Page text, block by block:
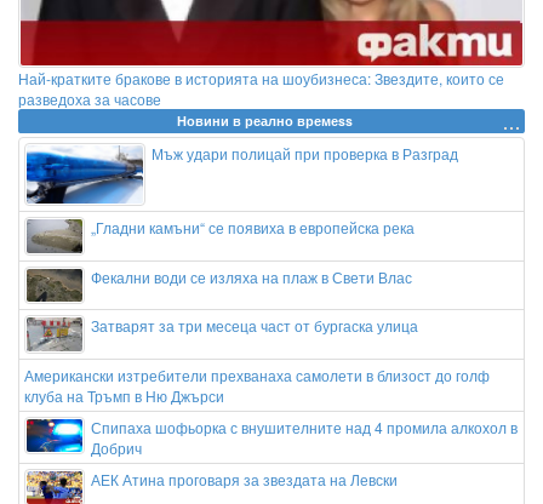
Най-кратките бракове в историята на шоубизнеса: Звездите, които се
разведоха за часове
Новини в реално времеss
Мъж удари полицай при проверка в Разград
„Гладни камъни“ се появиха в европейска река
Фекални води се изляха на плаж в Свети Влас
Затварят за три месеца част от бургаска улица
Американски изтребители прехванаха самолети в близост до голф
клуба на Тръмп в Ню Джърси
Спипаха шофьорка с внушителните над 4 промила алкохол в
Добрич
АЕК Атина проговаря за звездата на Левски